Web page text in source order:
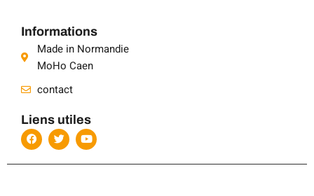
Informations
Made in Normandie
MoHo Caen
contact
Liens utiles